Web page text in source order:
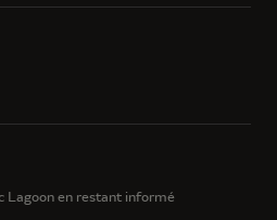
Lagoon en restant informé